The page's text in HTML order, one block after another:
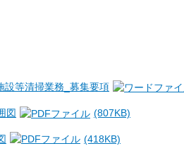
設等清掃業務_募集要項
図 (807KB)
(418KB)